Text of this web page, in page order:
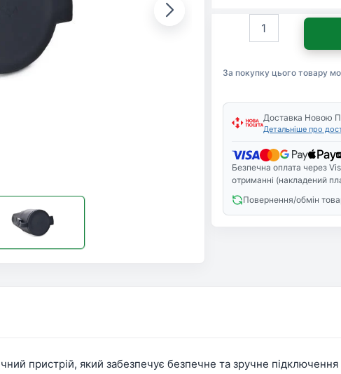
За покупку цього товару
(4895134788742)
Доставка Новою
Детальніше про
Безпечна оплата через
отриманні (накладений
Повернення/обмін
пристрій, який забезпечує безпечне та зручне